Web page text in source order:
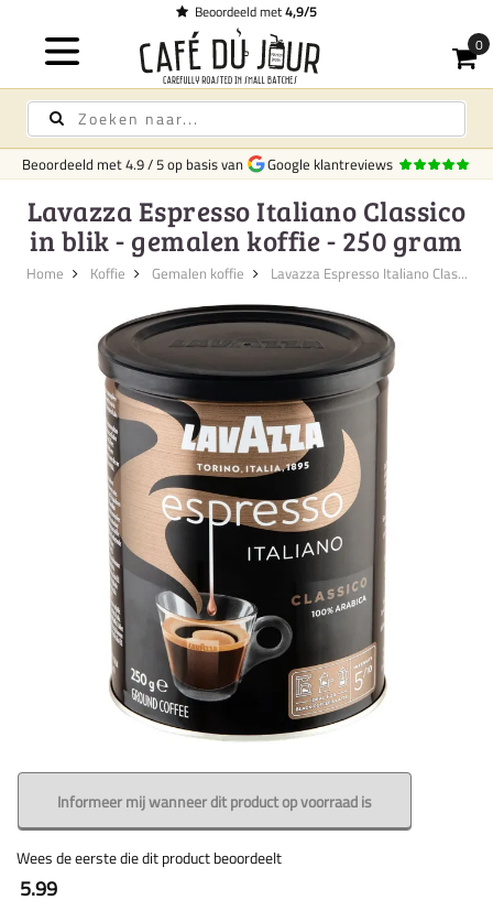
Beoordeeld met4,9/5
Beoordeeld met4.9/5op basis van Google klantreviews
Lavazza Espresso Italiano Classico
in blik - gemalen koffie - 250 gram
Home Koffie Gemalen koffie Lavazza Espresso Italiano Clas...
Informeer mij wanneer dit product op voorraad is
Wees de eerste die dit product beoordeelt
5.99